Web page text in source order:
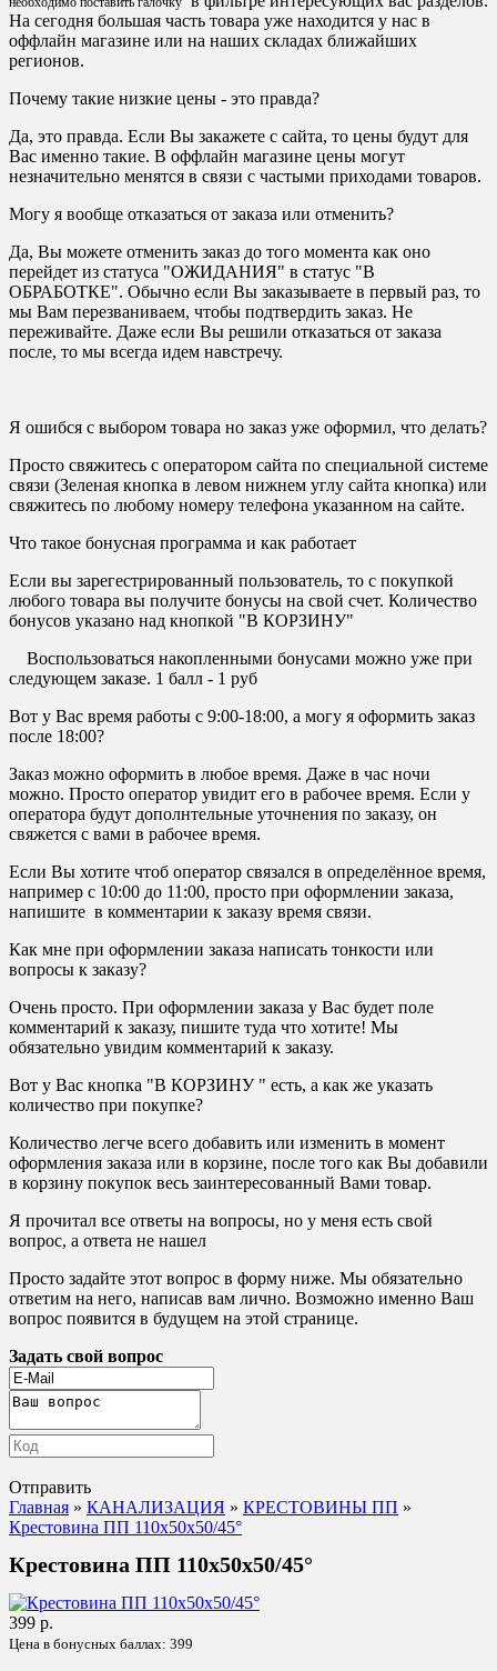
На сегодня большая часть товара уже находится у нас в
оффлайн магазине или на наших складах ближайших
регионов.
Почему такие низкие цены - это правда?
Да, это правда. Если Вы закажете с сайта, то цены будут для
Вас именно такие. В оффлайн магазине цены могут
незначительно менятся в связи с частыми приходами товаров.
Могу я вообще отказаться от заказа или отменить?
Да, Вы можете отменить заказ до того момента как оно
перейдет из статуса "ОЖИДАНИЯ" в статус "В
ОБРАБОТКЕ". Обычно если Вы заказываете в первый раз, то
мы Вам перезваниваем, чтобы подтвердить заказ. Не
переживайте. Даже если Вы решили отказаться от заказа
после, то мы всегда идем навстречу.
Я ошибся с выбором товара но заказ уже оформил, что делать?
Просто свяжитесь с оператором сайта по специальной системе
связи (Зеленая кнопка в левом нижнем углу сайта кнопка) или
свяжитесь по любому номеру телефона указанном на сайте.
Что такое бонусная программа и как работает
Если вы зарегестрированный пользователь, то с покупкой
любого товара вы получите бонусы на свой счет. Количество
бонусов указано над кнопкой "В КОРЗИНУ"
Воспользоваться накопленными бонусами можно уже при
следующем заказе. 1 балл - 1 руб
Вот у Вас время работы с 9:00-18:00, а могу я оформить заказ
после 18:00?
Заказ можно оформить в любое время. Даже в час ночи
можно. Просто оператор увидит его в рабочее время. Если у
оператора будут дополнтельные уточнения по заказу, он
свяжется с вами в рабочее время.
Если Вы хотите чтоб оператор связался в определённое время,
например с 10:00 до 11:00, просто при оформлении заказа,
напишите в комментарии к заказу время связи.
Как мне при оформлении заказа написать тонкости или
вопросы к заказу?
Очень просто. При оформлении заказа у Вас будет поле
комментарий к заказу, пишите туда что хотите! Мы
обязательно увидим комментарий к заказу.
Вот у Вас кнопка "В КОРЗИНУ " есть, а как же указать
количество при покупке?
Количество легче всего добавить или изменить в момент
оформления заказа или в корзине, после того как Вы добавили
в корзину покупок весь заинтересованный Вами товар.
Я прочитал все ответы на вопросы, но у меня есть свой
вопрос, а ответа не нашел
Просто задайте этот вопрос в форму ниже. Мы обязательно
ответим на него, написав вам лично. Возможно именно Ваш
вопрос появится в будущем на этой странице.
Задать свой вопрос
Отправить
Главная » КАНАЛИЗАЦИЯ » КРЕСТОВИНЫ ПП »
Крестовина ПП 110х50х50/45°
Крестовина ПП 110х50х50/45°
399 р.
Цена в бонусных баллах: 399